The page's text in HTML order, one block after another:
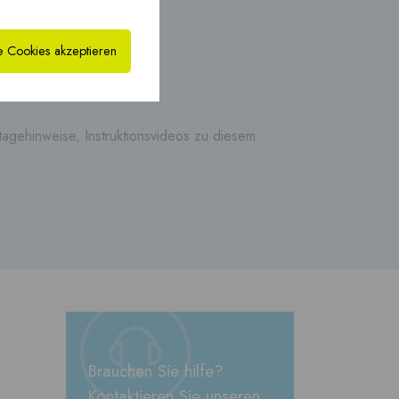
Instruktionsvideos zu diesem
Brauchen Sie hilfe?
Cookies akzeptieren